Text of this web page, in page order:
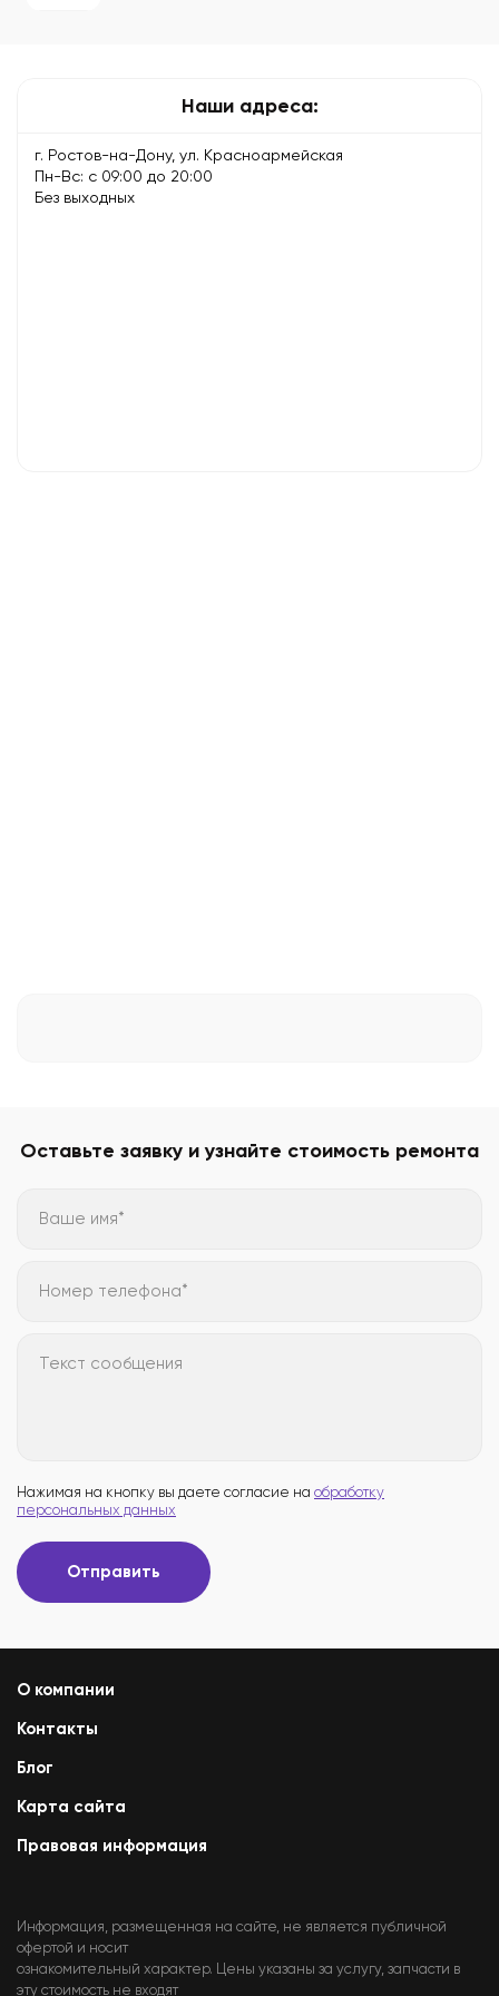
Наши адреса:
г. Ростов-на-Дону, ул. Красноармейская
Пн-Вс: с 09:00 до 20:00
Без выходных
Оставьте заявку и узнайте стоимость ремонта
Ваше имя*
Номер телефона*
Текст сообщения
Нажимая на кнопку вы даете согласие на обработку
персональных данных
Отправить
О компании
Контакты
Блог
Карта сайта
Правовая информация
Информация, размещенная на сайте, не является публичной
офертой и носит
ознакомительный характер. Цены указаны за услугу, запчасти в
эту стоимость не входят